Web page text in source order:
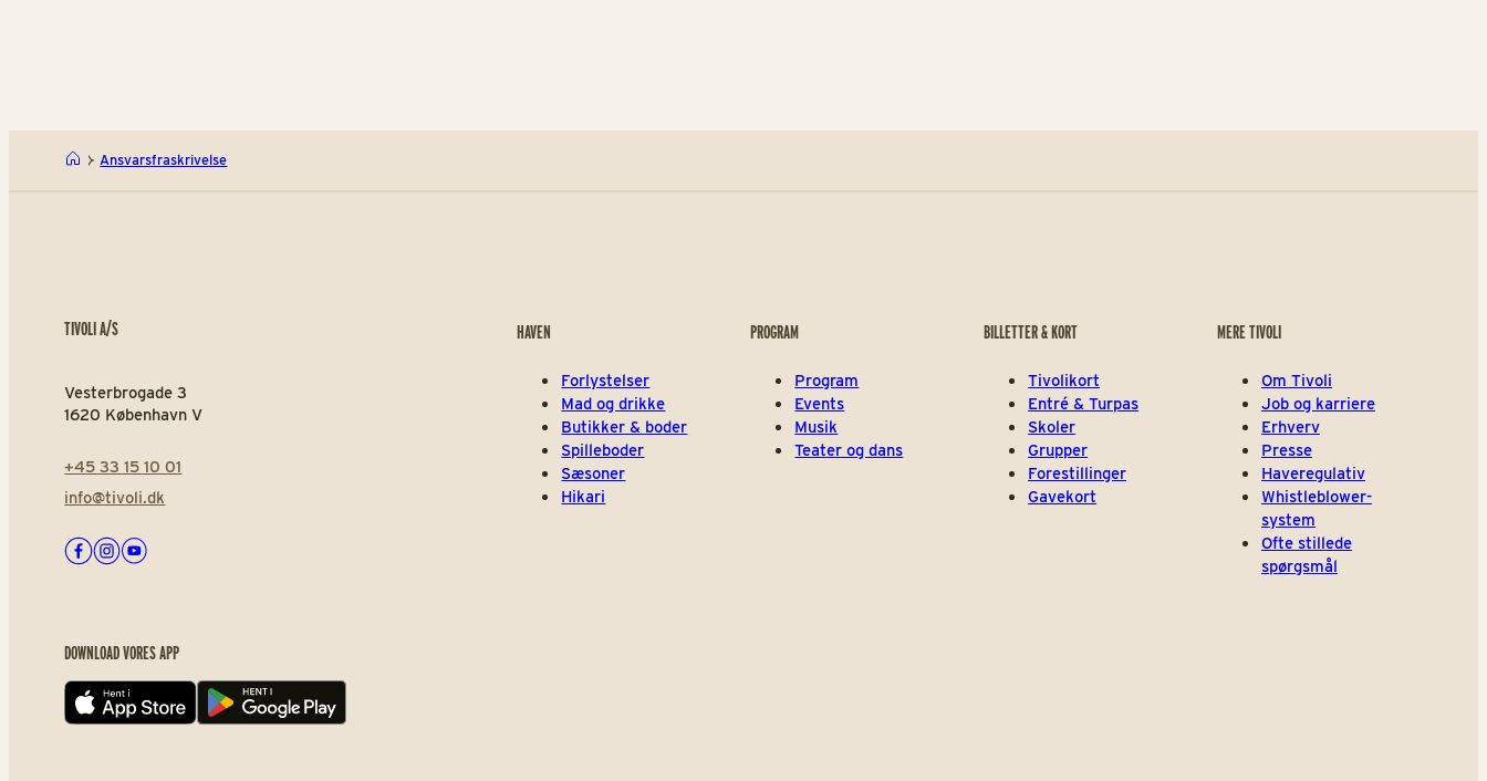
Ansvarsfraskrivelse
TIVOLI A/S
Vesterbrogade 3
1620 København V
+45 33 15 10 01
info@tivoli.dk
Facebook
Instagram
Youtube
DOWNLOAD VORES APP
App store Play store
HAVEN
Forlystelser
Mad og drikke
Butikker & boder
Spilleboder
Sæsoner
Hikari
PROGRAM
Program
Events
Musik
Teater og dans
BILLETTER & KORT
Tivolikort
Entré & Turpas
Skoler
Grupper
Forestillinger
Gavekort
MERE TIVOLI
Om Tivoli
Job og karriere
Erhverv
Presse
Haveregulativ
Whistleblower-
system
Ofte stillede
spørgsmål